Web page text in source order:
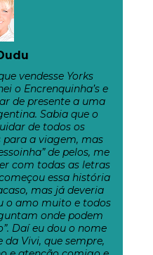
vendesse Yorks
o Encrenquinha’s e
de presente a uma
Sabia que o
de todos os
para a viagem, mas
de pelos, me
com todas as letras
começou essa história
mas já deveria
o amo muito e todos
onde podem
Daí eu dou o nome
da Vivi, que sempre,